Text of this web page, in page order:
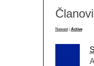
Članovi
Newest | Active